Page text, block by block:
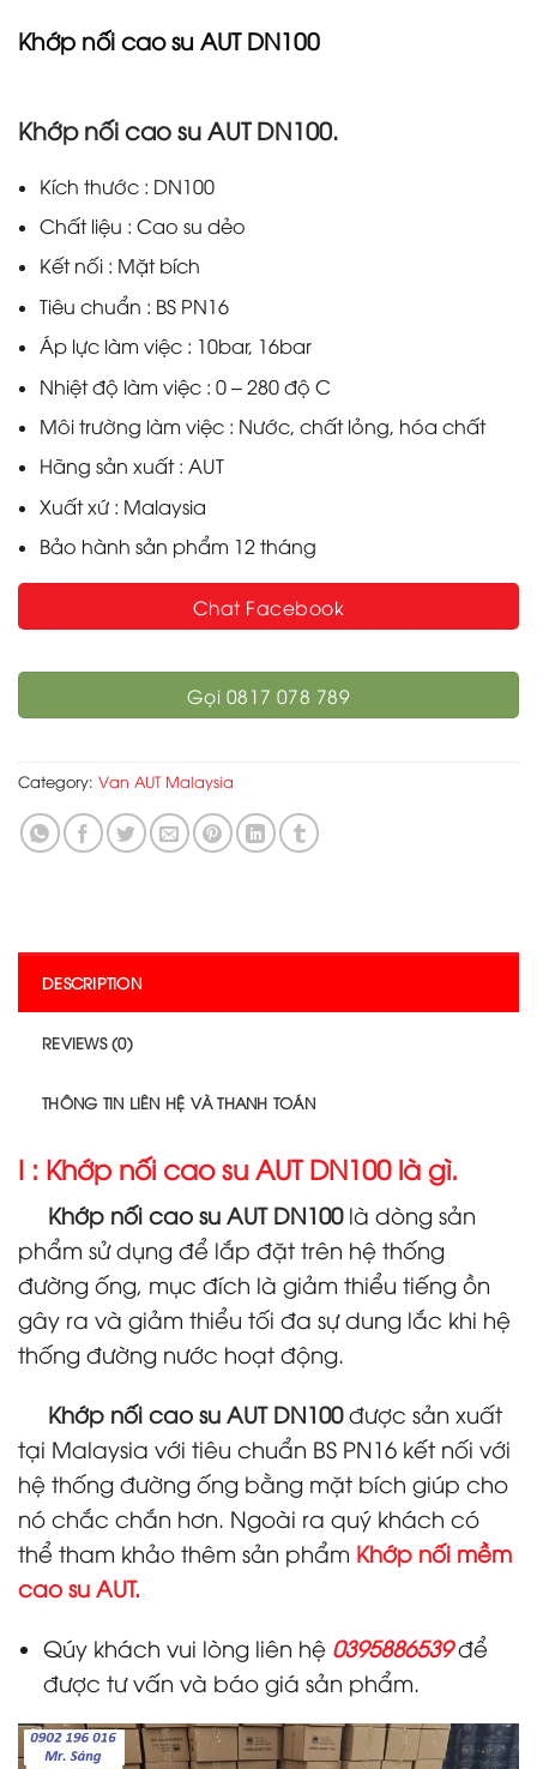
Khớp nối cao su AUT DN100
Khớp nối cao su AUT DN100.
Kích thước : DN100
Chất liệu : Cao su dẻo
Kết nối : Mặt bích
Tiêu chuẩn : BS PN16
Áp lực làm việc : 10bar, 16bar
Nhiệt độ làm việc : 0 – 280 độ C
Môi trường làm việc : Nước, chất lỏng, hóa chất
Hãng sản xuất : AUT
Xuất xứ : Malaysia
Bảo hành sản phẩm 12 tháng
Chat Facebook
Gọi 0817 078 789
Category: Van AUT Malaysia
DESCRIPTION
REVIEWS (0)
THÔNG TIN LIÊN HỆ VÀ THANH TOÁN
I : Khớp nối cao su AUT DN100 là gì.
Khớp nối cao su AUT DN100là dòng sản
phẩm sử dụng để lắp đặt trên hệ thống
đường ống, mục đích là giảm thiểu tiếng ồn
gây ra và giảm thiểu tối đa sự dung lắc khi hệ
thống đường nước hoạt động.
Khớp nối cao su AUT DN100 được sản xuất
tại Malaysia với tiêu chuẩn BS PN16 kết nối với
hệ thống đường ống bằng mặt bích giúp cho
nó chắc chắn hơn. Ngoài ra quý khách có
thể tham khảo thêm sản phẩm Khớp nối mềm
cao su AUT.
Qúy khách vui lòng liên hệ 0395886539để
được tư vấn và báo giá sản phẩm.